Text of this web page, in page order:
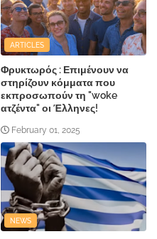
ARTICLES
Φρυκτωρός : Επιμένουν να
στηρίζουν κόμματα που
εκπροσωπούν τη "woke
ατζέντα" οι Έλληνες!
February 01, 2025
NEWS